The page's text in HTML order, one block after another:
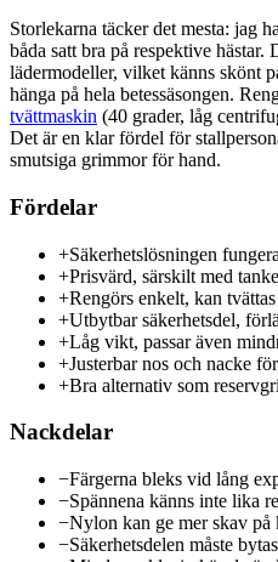
Storlekarna täcker det mesta: jag
båda satt bra på respektive
lädermodeller, vilket känns skönt
hänga på hela betessäsongen.
tvättmaskin (40 grader, låg
Det är en klar fördel för
smutsiga grimmor för hand.
Fördelar
+Säkerhetslösningen
+Prisvärd, särskilt med
+Rengörs enkelt, kan
+Utbytbar säkerhetsdel,
+Låg vikt, passar även
+Justerbar nos och nacke
+Bra alternativ som
Nackdelar
−Färgerna bleks vid lång
−Spännena känns inte lika
−Nylon kan ge mer skav på
−Säkerhetsdelen måste